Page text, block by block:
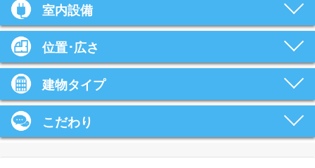
室内設備
位置･広さ
建物タイプ
こだわり